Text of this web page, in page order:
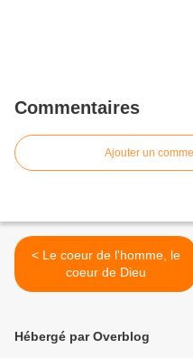
Commentaires
Ajouter un
< Le coeur de l'homme, le
coeur de Dieu
Hébergé par Overblog